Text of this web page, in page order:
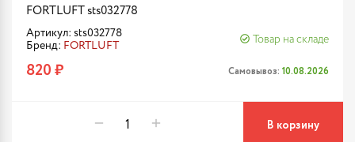
FORTLUFT sts032778
Артикул: sts032778
Бренд: FORTLUFT
Товар на складе
820 ₽ Самовывоз: 10.08.2026
В корзину